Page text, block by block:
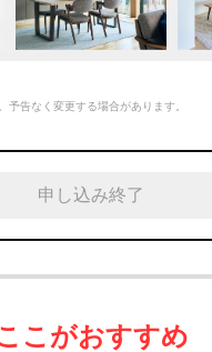
告なく変更する場合があります。
申し込み終了
こがおすすめ